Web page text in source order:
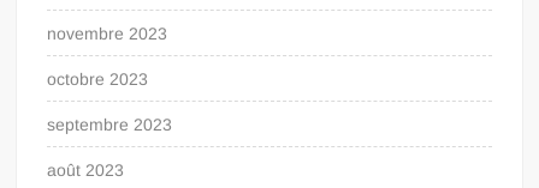
novembre 2023
octobre 2023
septembre 2023
août 2023